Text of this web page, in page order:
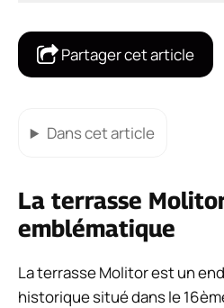
Partager cet article
Dans cet article
La terrasse
emblématique
La terrasse Molitor est un
historique situé dans le